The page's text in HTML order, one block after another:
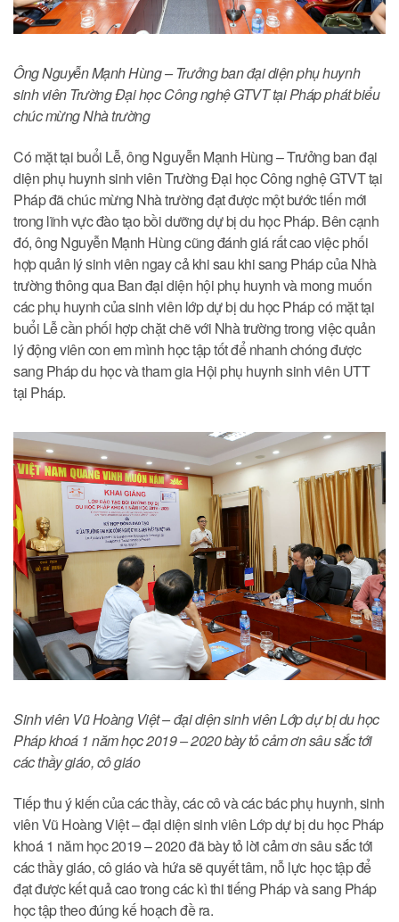
Ông Nguyễn Mạnh Hùng – Trưởng ban đại diện phụ huynh
sinh viên Trường Đại học Công nghệ GTVT tại Pháp phát biểu
chúc mừng Nhà trường
Có mặt tại buổi Lễ, ông Nguyễn Mạnh Hùng – Trưởng ban đại
diện phụ huynh sinh viên Trường Đại học Công nghệ GTVT tại
Pháp đã chúc mừng Nhà trường đạt được một bước tiến mới
trong lĩnh vực đào tạo bồi dưỡng dự bị du học Pháp. Bên cạnh
đó, ông Nguyễn Mạnh Hùng cũng đánh giá rất cao việc phối
hợp quản lý sinh viên ngay cả khi sau khi sang Pháp của Nhà
trường thông qua Ban đại diện hội phụ huynh và mong muốn
các phụ huynh của sinh viên lớp dự bị du học Pháp có mặt tại
buổi Lễ cần phối hợp chặt chẽ với Nhà trường trong việc quản
lý động viên con em mình học tập tốt để nhanh chóng được
sang Pháp du học và tham gia Hội phụ huynh sinh viên UTT
tại Pháp.
Sinh viên Vũ Hoàng Việt – đại diện sinh viên Lớp dự bị du học
Pháp khoá 1 năm học 2019 – 2020 bày tỏ cảm ơn sâu sắc tới
các thầy giáo, cô giáo
Tiếp thu ý kiến của các thầy, các cô và các bác phụ huynh, sinh
viên Vũ Hoàng Việt – đại diện sinh viên Lớp dự bị du học Pháp
khoá 1 năm học 2019 – 2020 đã bày tỏ lời cảm ơn sâu sắc tới
các thầy giáo, cô giáo và hứa sẽ quyết tâm, nỗ lực học tập để
đạt được kết quả cao trong các kì thi tiếng Pháp và sang Pháp
học tập theo đúng kế hoạch đề ra.